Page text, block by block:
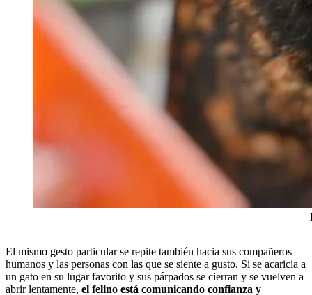
El mismo gesto particular se repite también hacia sus compañeros
humanos y las personas con las que se siente a gusto. Si se acaricia a
un gato en su lugar favorito y sus párpados se cierran y se vuelven a
abrir lentamente, el felino está comunicando confianza y